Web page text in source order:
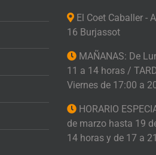
El Coet Caballer -
16 Burjassot
MAÑANAS: De
11 a 14 horas /
Viernes de 17:00 a
HORARIO
de marzo hasta 19
14 horas y de 17 a